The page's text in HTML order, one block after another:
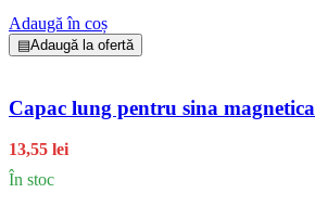
Adaugă în coș
▤Adaugă la ofertă
Capac lung pentru sina magnetica
13,55 lei
În stoc